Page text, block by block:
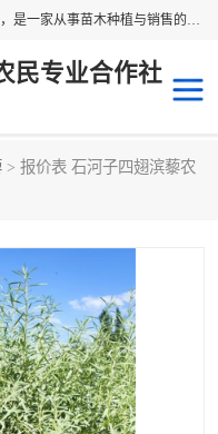
甘肃广恒源苗木农民合作社位于甘肃省临泽县，是一家从事苗木种植与销售的农民合作组织，合作社拥有苗木基地1500多亩，种植苗木品种40多个，年产各类苗木2000多万株。主营：白刺苗、红柳苗、梭梭苗等，我们以“种植一流的苗子，诚信经营”的经营理念，竭诚为每一位客户做优质的服务，欢迎来电咨询！
民专业合作社
> 报价表 石河子四翅滨藜农
条
刺苗
柳苗
柳苗